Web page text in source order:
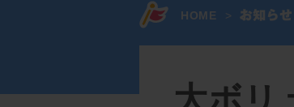
HOME >
大ボリ